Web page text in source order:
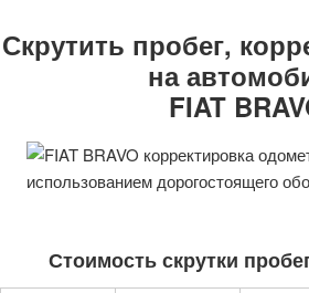
Скрутить пробег,
на
FIAT
Стоимость скрутки